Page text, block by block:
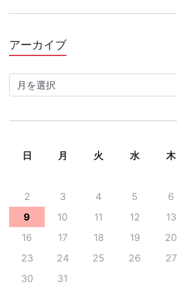
アーカイブア
ー
カ
日 月 火 水 木
2
3 4 5 6
9
10 11 12 13
16
17 18 19 20
23
24 25 26 27
30
31